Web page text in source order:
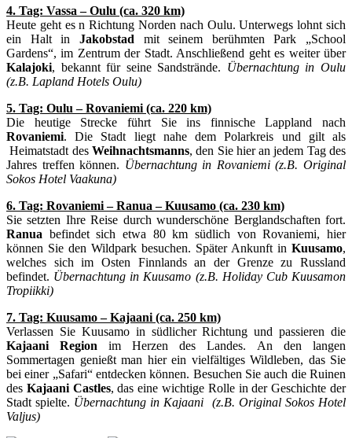
4. Tag: Vassa – Oulu (ca. 320 km)
Heute geht es n Richtung Norden nach Oulu. Unterwegs lohnt sich
ein Halt in Jakobstad mit seinem berühmten Park „School
Gardens“, im Zentrum der Stadt. Anschließend geht es weiter über
Kalajoki, bekannt für seine Sandstrände. Übernachtung in Oulu
(z.B. Lapland Hotels Oulu)
5. Tag: Oulu – Rovaniemi (ca. 220 km)
Die heutige Strecke führt Sie ins finnische Lappland nach
Rovaniemi. Die Stadt liegt nahe dem Polarkreis und gilt als
Heimatstadt des Weihnachtsmanns, den Sie hier an jedem Tag des
Jahres treffen können. Übernachtung in Rovaniemi (z.B. Original
Sokos Hotel Vaakuna)
6. Tag: Rovaniemi – Ranua – Kuusamo (ca. 230 km)
Sie setzten Ihre Reise durch wunderschöne Berglandschaften fort.
Ranua befindet sich etwa 80 km südlich von Rovaniemi, hier
können Sie den Wildpark besuchen. Später Ankunft in Kuusamo,
welches sich im Osten Finnlands an der Grenze zu Russland
befindet. Übernachtung in Kuusamo (z.B. Holiday Cub Kuusamon
Tropiikki)
7. Tag: Kuusamo – Kajaani (ca. 250 km)
Verlassen Sie Kuusamo in südlicher Richtung und passieren die
Kajaani Region im Herzen des Landes. An den langen
Sommertagen genießt man hier ein vielfältiges Wildleben, das Sie
bei einer „Safari“ entdecken können. Besuchen Sie auch die Ruinen
des Kajaani Castles, das eine wichtige Rolle in der Geschichte der
Stadt spielte. Übernachtung in Kajaani (z.B. Original Sokos Hotel
Valjus)